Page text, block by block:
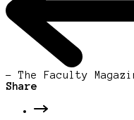
- The Faculty
Share